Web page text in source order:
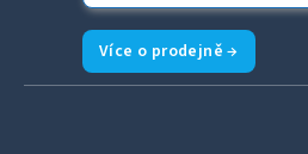
Více o prodejně →